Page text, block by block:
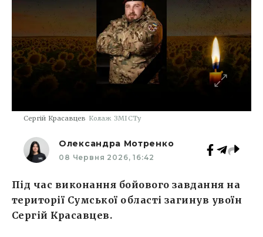
Сергій Красавцев Колаж ЗМІСТу
Олександра Мотренко
08 Червня 2026, 16:42
Під час виконання бойового завдання на
території Сумської області загинув увоїн
Сергій Красавцев.